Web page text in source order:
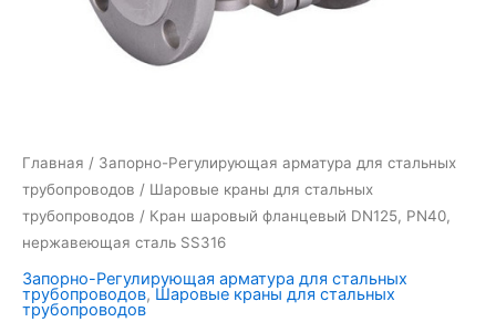
Главная / Запорно-Регулирующая арматура для стальных
трубопроводов / Шаровые краны для стальных
трубопроводов / Кран шаровый фланцевый DN125, PN40,
нержавеющая сталь SS316
Запорно-Регулирующая арматура для стальных
трубопроводов,Шаровые краны для стальных
трубопроводов